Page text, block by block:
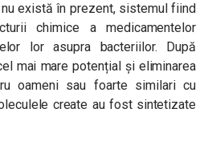
există în prezent, sistemul fiind
chimice a medicamentelor
lor asupra bacteriilor. După
mai mare potențial și eliminarea
oameni sau foarte similari cu
create au fost sintetizate